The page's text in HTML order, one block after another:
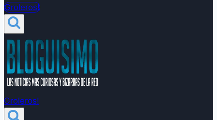
Groleros!
Groleros!